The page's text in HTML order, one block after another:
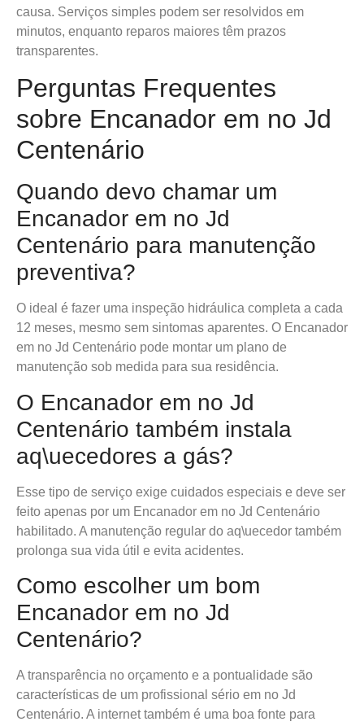
causa. Serviços simples podem ser resolvidos em
minutos, enquanto reparos maiores têm prazos
transparentes.
Perguntas Frequentes
sobre Encanador em no Jd
Centenário
Quando devo chamar um
Encanador em no Jd
Centenário para manutenção
preventiva?
O ideal é fazer uma inspeção hidráulica completa a cada
12 meses, mesmo sem sintomas aparentes. O Encanador
em no Jd Centenário pode montar um plano de
manutenção sob medida para sua residência.
O Encanador em no Jd
Centenário também instala
aq\uecedores a gás?
Esse tipo de serviço exige cuidados especiais e deve ser
feito apenas por um Encanador em no Jd Centenário
habilitado. A manutenção regular do aq\uecedor também
prolonga sua vida útil e evita acidentes.
Como escolher um bom
Encanador em no Jd
Centenário?
A transparência no orçamento e a pontualidade são
características de um profissional sério em no Jd
Centenário. A internet também é uma boa fonte para